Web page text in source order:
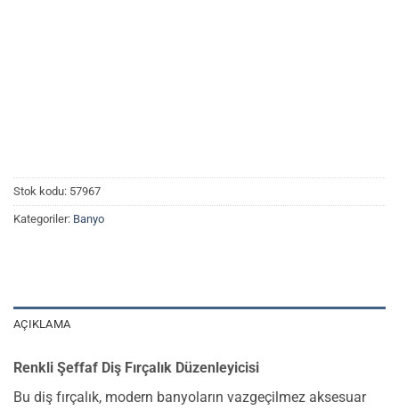
Stok kodu: 57967
Kategoriler: Banyo
AÇIKLAMA
Renkli Şeffaf Diş Fırçalık Düzenleyicisi
Bu diş fırçalık, modern banyoların vazgeçilmez aksesuar